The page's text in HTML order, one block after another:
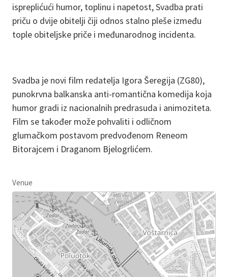
ispreplićući humor, toplinu i napetost, Svadba prati
priču o dvije obitelji čiji odnos stalno pleše između
tople obiteljske priče i međunarodnog incidenta.
Svadba je novi film redatelja Igora Šeregija (ZG80),
punokrvna balkanska anti-romantična komedija koja
humor gradi iz nacionalnih predrasuda i animoziteta.
Film se također može pohvaliti i odličnom
glumačkom postavom predvođenom Reneom
Bitorajcem i Draganom Bjelogrlićem.
Venue